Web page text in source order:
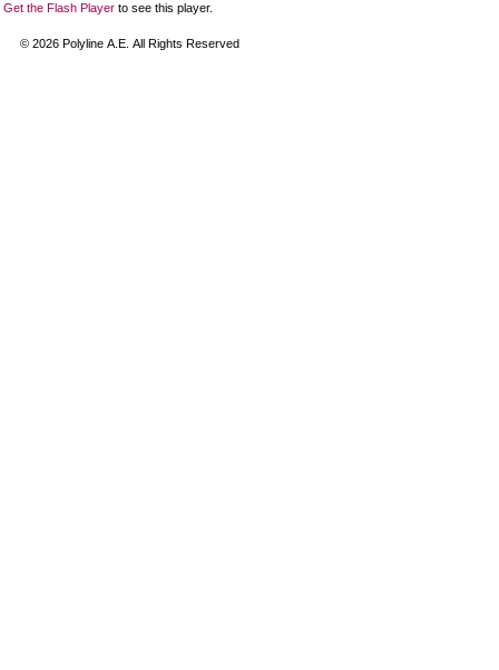
Get the Flash Player to see this player.
© 2026 Polyline Α.Ε. All Rights Reserved